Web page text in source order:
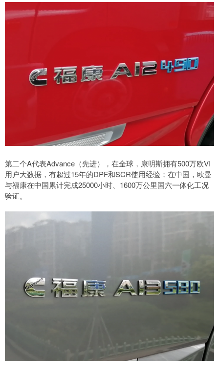
第二个A代表Advance（先进），在全球，康明斯拥有500万欧VI
用户大数据，有超过15年的DPF和SCR使用经验；在中国，欧曼
与福康在中国累计完成25000小时、1600万公里国六一体化工况
验证。